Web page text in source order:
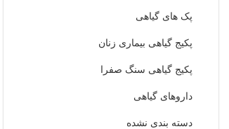
پک های گیاهی
پکیج گیاهی بیماری زنان
پکیج گیاهی سنگ صفرا
داروهای گیاهی
دسته بندی نشده